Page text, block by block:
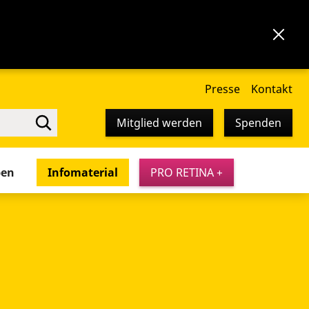
Presse Kontakt
Mitglied werden Spenden
Infomaterial PRO RETINA +